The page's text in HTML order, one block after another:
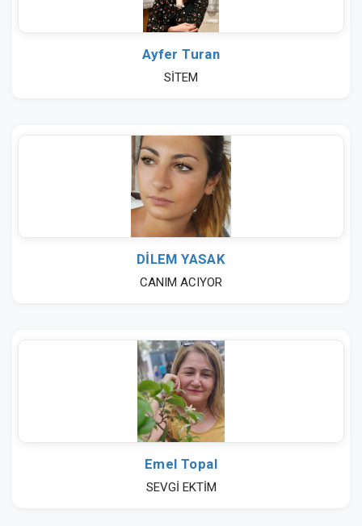
Ayfer Turan
SİTEM
DİLEM YASAK
CANIM ACIYOR
Emel Topal
SEVGİ EKTİM